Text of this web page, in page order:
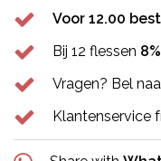
Voor 12.00
Bij 12 flessen
Vragen? Bel
Klantenservice